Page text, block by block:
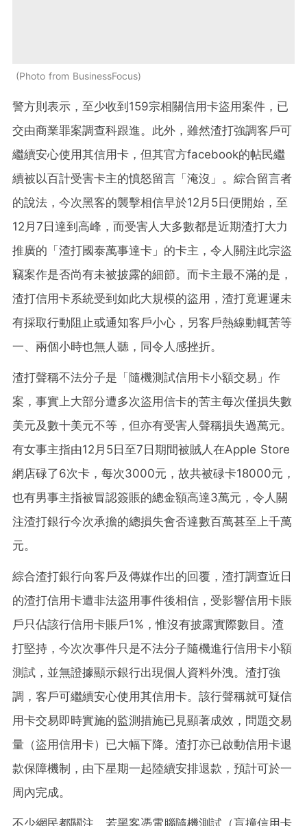
Photo from BusinessFocus
警方則表示，至少收到159宗相關信用卡盜用案件，已
交由商業罪案調查科跟進。此外，雖然渣打強調客戶可
繼續安心使用其信用卡，但其官方facebook的帖民繼
續被以百計受害卡主的憤怒留言「淹沒」。綜合留言者
的說法，今次黑客的襲擊相信早於12月5日便開始，至
12月7日達到高峰，而受害人大多數都是近期渣打大力
推廣的「渣打國泰萬事達卡」的卡主，令人關注此宗盜
竊案作是否尚有未被披露的細節。而卡主最不滿的是，
渣打信用卡系統受到如此大規模的盜用，渣打竟遲遲未
有採取行動阻止或通知客戶小心，另客戶熱線動輒苦等
一、兩個小時也無人聽，同令人感挫折。
渣打聲稱不法分子是「隨機測試信用卡小額交易」作
案，事實上大部分遭多次盜用信卡的苦主每次僅損失數
美元及數十美元不等，但亦有受害人聲稱損失過萬元。
有女事主指由12月5日至7日期間被賊人在Apple Store
網店碌了6次卡，每次3000元，故共被碌卡18000元，
也有男事主指被冒認簽賬的總金額高達3萬元，令人關
注渣打銀行今次承擔的總損失會否達數百萬甚至上千萬
元。
綜合渣打銀行向客戶及傳媒作出的回覆，渣打調查近日
的渣打信用卡遭非法盜用事件後相信，受影響信用卡賬
戶只佔該行信用卡賬戶1%，惟沒有披露實際數目。渣
打堅持，今次次事件只是不法分子隨機進行信用卡小額
測試，並無證據顯示銀行出現個人資料外洩。渣打強
調，客戶可繼續安心使用其信用卡。該行聲稱就可疑信
用卡交易即時實施的監測措施已見顯著成效，問題交易
量（盜用信用卡）已大幅下降。渣打亦已啟動信用卡退
款保障機制，由下星期一起陸續安排退款，預計可於一
周內完成。